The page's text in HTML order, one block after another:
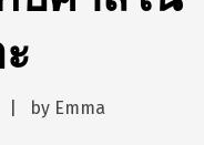
by Emma